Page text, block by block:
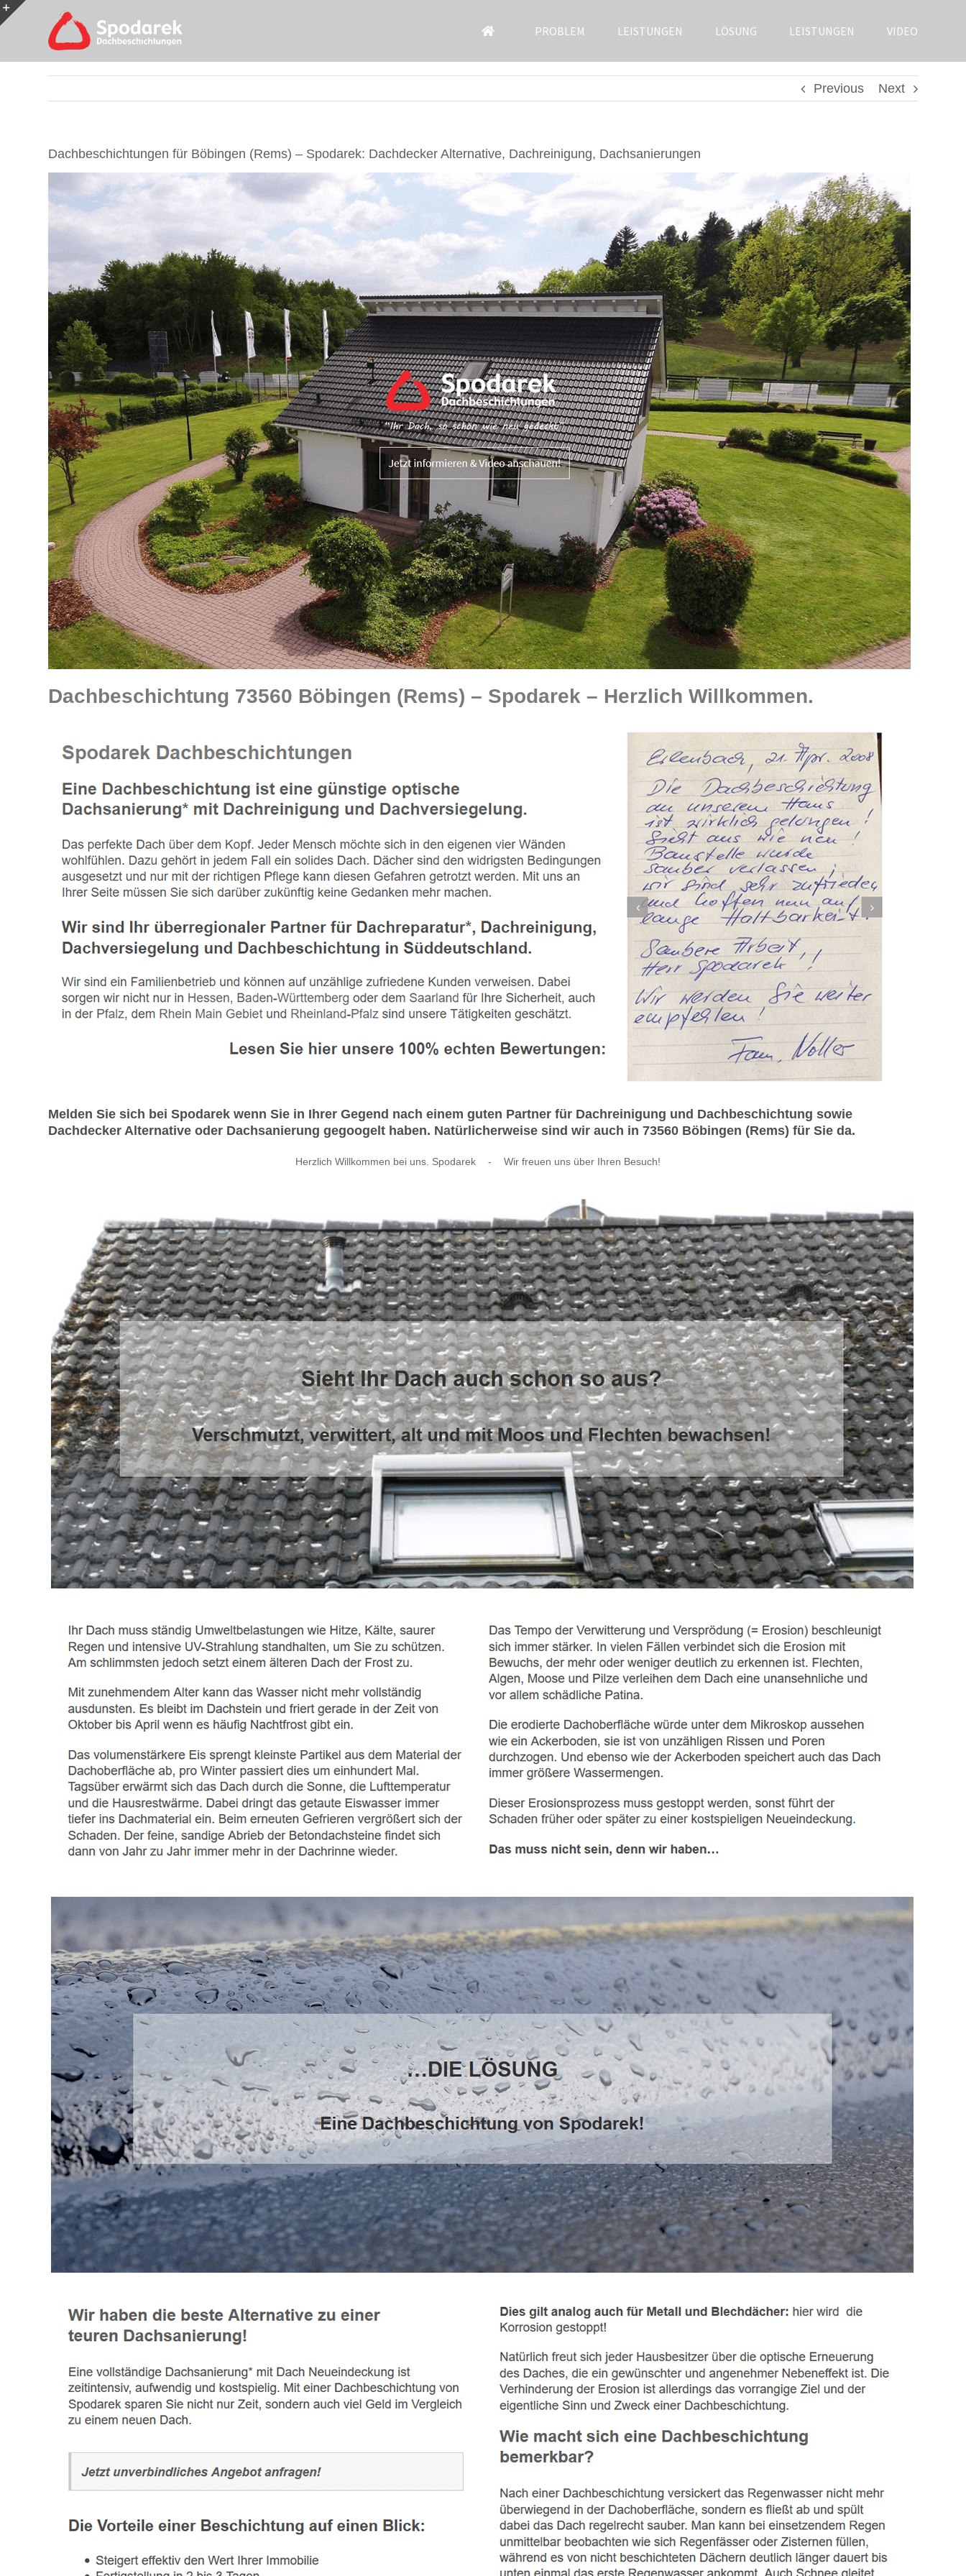
Skip
to
PROBLEM LEISTUNGEN LÖSUNG LEISTUNGEN VIDEO
Previous Next
Dachbeschichtungen für Böbingen (Rems) – Spodarek: Dachdecker Alternative, Dachreinigung, Dachsanierungen
Dachbeschichtung 73560 Böbingen (Rems) – Spodarek – Herzlich Willkommen.
Melden Sie sich bei Spodarek wenn Sie in Ihrer Gegend nach einem guten Partner für Dachreinigung und Dachbeschichtung sowie
Dachdecker Alternative oder Dachsanierung gegoogelt haben. Natürlicherweise sind wir auch in 73560 Böbingen (Rems) für Sie da.
Herzlich Willkommen bei uns. Spodarek - Wir freuen uns über Ihren Besuch!
Bar